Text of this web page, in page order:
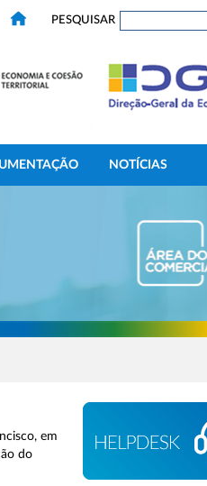
PESQUISAR
NOTÍCIAS
em
do